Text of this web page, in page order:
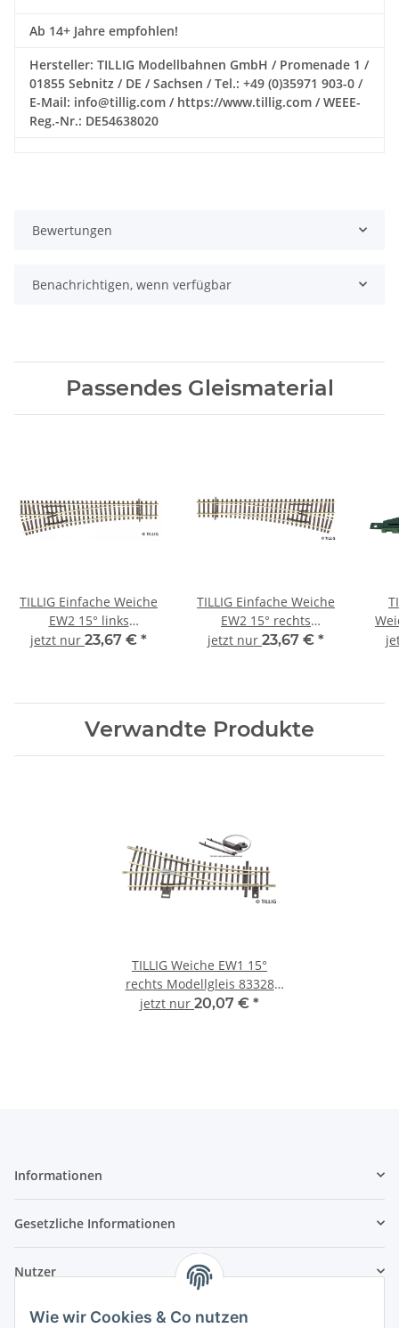
Wie wir Cookies & Co nutzen
Ab 14+ Jahre empfohlen!
Hersteller: TILLIG Modellbahnen GmbH / Promenade 1 /
01855 Sebnitz / DE / Sachsen / Tel.: +49 (0)35971 903-0 /
E-Mail: info@tillig.com / https://www.tillig.com / WEEE-
Reg.-Nr.: DE54638020
Bewertungen
Benachrichtigen, wenn verfügbar
Passendes Gleismaterial
TILLIG Einfache Weiche
EW2 15° links
Modellgleis 83332 Spur
jetzt nur 23,67 € *
TILLIG Einfache Weiche
EW2 15° rechts
Modellgleis 83331 Spur
jetzt nur 23,67 € *
Verwandte Produkte
TILLIG Weiche EW1 15°
rechts Modellgleis 83328
Spur TT
jetzt nur 20,07 € *
Informationen
Gesetzliche Informationen
Nutzer